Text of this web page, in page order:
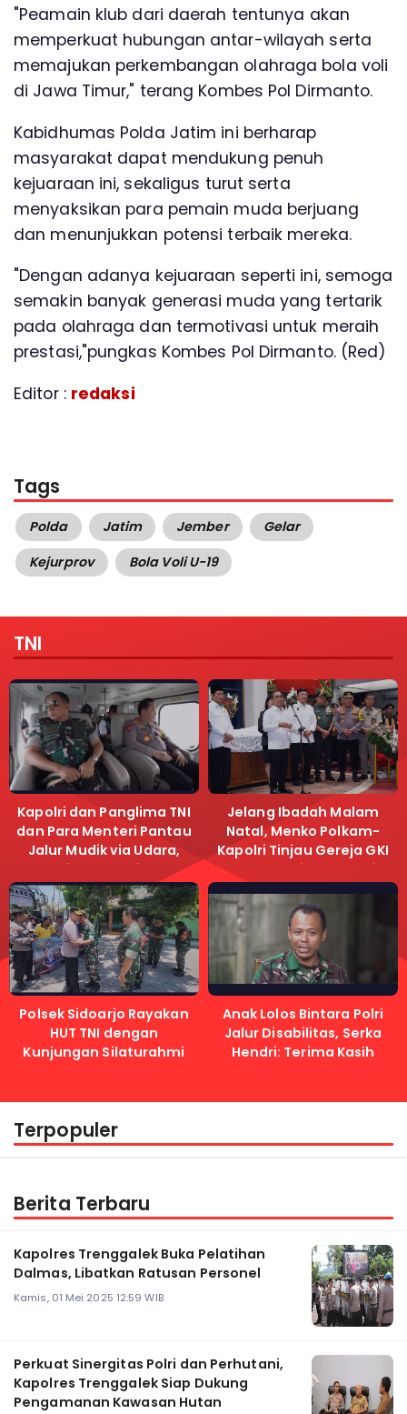
"Peamain klub dari daerah tentunya akan
memperkuat hubungan antar-wilayah serta
memajukan perkembangan olahraga bola voli
di Jawa Timur," terang Kombes Pol Dirmanto.
Kabidhumas Polda Jatim ini berharap
masyarakat dapat mendukung penuh
kejuaraan ini, sekaligus turut serta
menyaksikan para pemain muda berjuang
dan menunjukkan potensi terbaik mereka.
"Dengan adanya kejuaraan seperti ini, semoga
semakin banyak generasi muda yang tertarik
pada olahraga dan termotivasi untuk meraih
prestasi,"pungkas Kombes Pol Dirmanto. (Red)
Editor : redaksi
Tags
Polda Jatim Jember
Gelar
Kejurprov
Bola Voli U-19
TNI
Kapolri dan Panglima TNI
dan Para Menteri Pantau
Jalur Mudik via Udara,
Pastikan Lalu Lintas
Lancar
Jelang Ibadah Malam
Natal, Menko Polkam-
Kapolri Tinjau Gereja GKI
Samanhudi dan Gereja
Immanuel
Polsek Sidoarjo Rayakan
HUT TNI dengan
Kunjungan Silaturahmi
Anak Lolos Bintara Polri
Jalur Disabilitas, Serka
Hendri: Terima Kasih
Kapolri
Terpopuler
Berita Terbaru
Kapolres Trenggalek Buka Pelatihan
Dalmas, Libatkan Ratusan Personel
Kamis, 01 Mei 2025 12:59 WIB
Perkuat Sinergitas Polri dan Perhutani,
Kapolres Trenggalek Siap Dukung
Pengamanan Kawasan Hutan